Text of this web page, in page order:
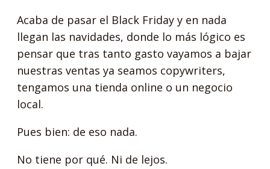
Acaba de pasar el Black Friday y en nada
llegan las navidades, donde lo más lógico es
pensar que tras tanto gasto vayamos a bajar
nuestras ventas ya seamos copywriters,
tengamos una tienda online o un negocio
local.
Pues bien: de eso nada.
No tiene por qué. Ni de lejos.